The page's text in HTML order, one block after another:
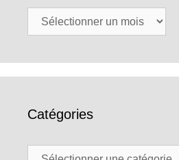
Archives
Catégories
Catégories